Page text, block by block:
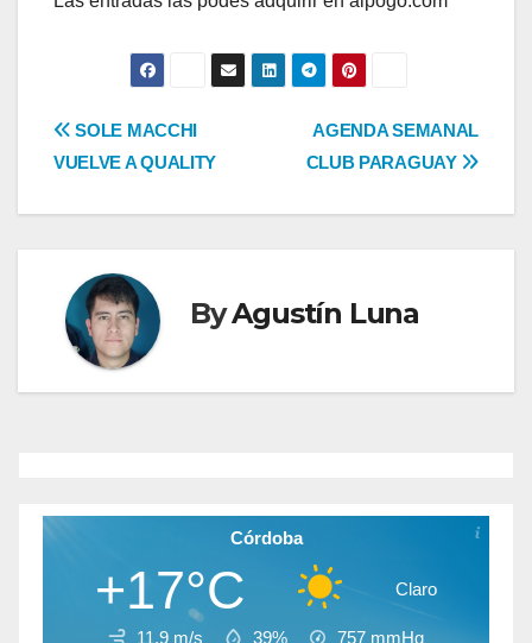
Navegación
AGENDA SEMANAL
CLUB PARAGUAY
SOLE MACCHI
VUELVE A QUALITY
ByAgustín Luna
Córdoba
+17°C Claro
11.9 m/s 39% 757 mmHg